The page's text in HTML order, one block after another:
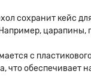
сохранит кейс
царапины,
с
что